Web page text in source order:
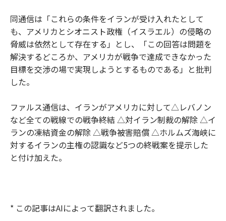
同通信は「これらの条件をイランが受け入れたとして
も、アメリカとシオニスト政権（イスラエル）の侵略の
脅威は依然として存在する」とし、「この回答は問題を
解決するどころか、アメリカが戦争で達成できなかった
目標を交渉の場で実現しようとするものである」と批判
した。
ファルス通信は、イランがアメリカに対して△レバノン
など全ての戦線での戦争終結 △対イラン制裁の解除 △イ
ランの凍結資金の解除 △戦争被害賠償 △ホルムズ海峡に
対するイランの主権の認識など5つの終戦案を提示した
と付け加えた。
* この記事はAIによって翻訳されました。